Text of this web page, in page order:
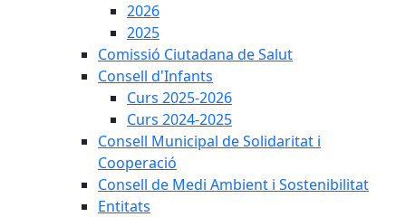
2026
2025
Comissió Ciutadana de Salut
Consell d'Infants
Curs 2025-2026
Curs 2024-2025
Consell Municipal de Solidaritat i
Cooperació
Consell de Medi Ambient i Sostenibilitat
Entitats